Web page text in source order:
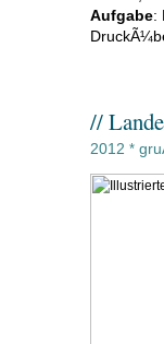
Aufgabe:
//
2012 *